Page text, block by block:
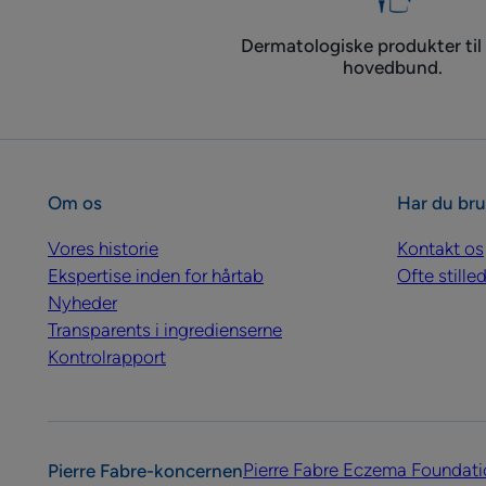
Dermatologiske produkter til
hovedbund.
Om os
Vores historie
Ekspertise inden for hårtab
Nyheder
Transparents i ingredienserne
Kontrolrapport
Har du
Kontakt os
Ofte
Pierre Fabre-koncernenPierre Fabre Eczema